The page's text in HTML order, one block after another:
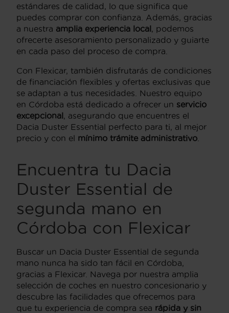
estándares de calidad, lo que significa que
puedes comprar con confianza. Además, gracias
a nuestra amplia experiencia local, podemos
ofrecerte asesoramiento personalizado y guiarte
en cada paso del proceso de compra.
Con Flexicar, también disfrutarás de condiciones
de financiación flexibles y ofertas exclusivas que
se adaptan a tus necesidades. Nuestro equipo
en Córdoba está dedicado a ofrecer un servicio
excepcional, asegurando que encuentres el
Dacia Duster Essential perfecto para ti, al mejor
precio y con el mínimo trámite administrativo
Encuentra tu Dacia
Duster Essential de
segunda mano en
Córdoba con Flexicar
Buscar un Dacia Duster Essential de segunda
mano nunca ha sido tan fácil en Córdoba,
gracias a Flexicar. Navega por nuestra amplia
selección de coches en nuestro concesionario y
descubre las facilidades que ofrecemos para
que tu experiencia de compra sea rápida y sin